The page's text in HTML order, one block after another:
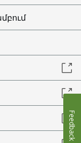
Feedback